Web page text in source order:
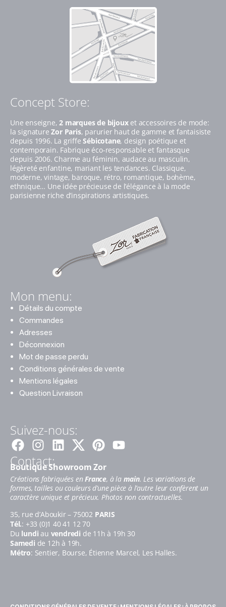
Concept Store:
Une enseigne,2 marques de bijouxet accessoires de mode:
la signatureZor Paris, parurier haut de gamme et fantaisiste
depuis 1996. La griffeSébicotane, design poétique et
contemporain. Fabrique éco-responsable et fantasque
depuis 2006. Charme au féminin, audace au masculin,
légèreté enfantine, mariant les tendances. Classique,
moderne, vintage, baroque, rétro, romantique, bohème,
ethnique… Une idée précieuse de l’élégance à la mode
parisienne riche d’inspirations artistiques.
Mon menu:
Détails du compte
Commandes
Adresses
Déconnexion
Mot de passe perdu
Conditions générales de vente
Mentions légales
Question Livraison
Suivez-nous:
Facebook
Instagram
LinkedinPinterestYoutube
Contact:
Boutique Showroom Zor
Créations fabriquées enFrance, à la main. Les variations de
formes, tailles ou couleurs d’une pièce à l’autre leur confèrent un
caractère unique et précieux. Photos non contractuelles.
35, rue d’Aboukir – 75002 PARIS
Tél.: +33 (0)1 40 41 12 70
Du lundi au vendredi de 11h à 19h 30
Samedi de 12h à 19h.
Métro: Sentier, Bourse, Étienne Marcel, Les Halles.